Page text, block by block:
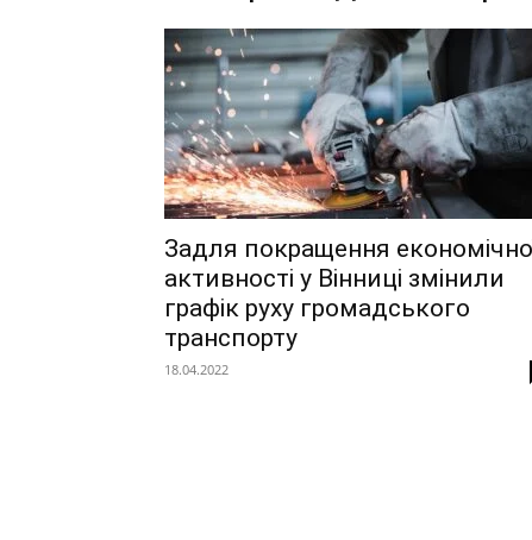
Задля покращення
активності у Вінниці змінили
графік руху громадського
транспорту
18.04.2022